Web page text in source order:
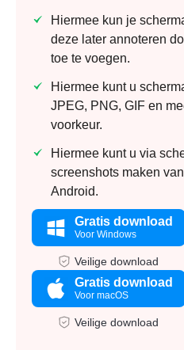
Hiermee kun je
deze later annoteren
toe te voegen.
Hiermee kunt u
JPEG, PNG, GIF en
voorkeur.
Hiermee kunt u via
screenshots maken
Android.
Gratis download
Voor Windows
Veilige download
Gratis download
Voor macOS
Veilige download